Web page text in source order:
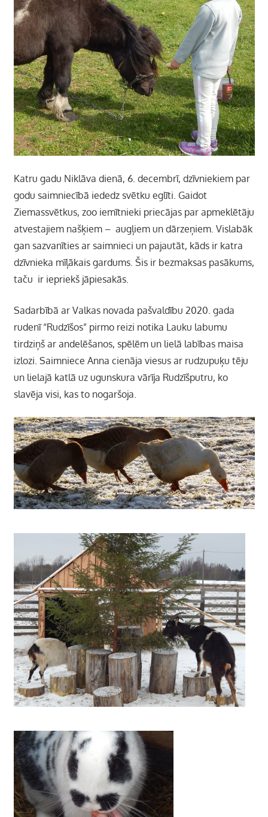
Katru gadu Niklāva dienā, 6. decembrī, dzīvniekiem par
godu saimniecībā iededz svētku eglīti. Gaidot
Ziemassvētkus, zoo iemītnieki priecājas par apmeklētāju
atvestajiem našķiem – augļiem un dārzeņiem. Vislabāk
gan sazvanīties ar saimnieci un pajautāt, kāds ir katra
dzīvnieka mīļākais gardums. Šis ir bezmaksas pasākums,
taču ir iepriekš jāpiesakās.
Sadarbībā ar Valkas novada pašvaldību 2020. gada
rudenī “Rudzīšos” pirmo reizi notika Lauku labumu
tirdziņš ar andelēšanos, spēlēm un lielā labības maisa
izlozi. Saimniece Anna cienāja viesus ar rudzupuķu tēju
un lielajā katlā uz ugunskura vārīja Rudzīšputru, ko
slavēja visi, kas to nogaršoja.